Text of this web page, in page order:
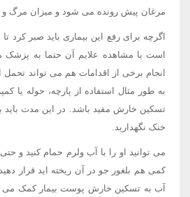
مرغان پیش رونده می شود و میزان مرگ و
اگرچه برای رفع این بیماری باید صبر کرد
است با مشاهده علایم آن حتما به
انجام برخی از اقدامات هم می تواند تحمل
به طور مثال استفاده از پارچه، حوله یا
تسکین خارش مفید باشد. در این مدت باید
خنک نگهدارید.
می توانید او را با آب ولرم حمام کنید و
کمی هم بلغور جو در آن ریخته اید قرار
آب به تسکین خارش پوست بیمار کمک می